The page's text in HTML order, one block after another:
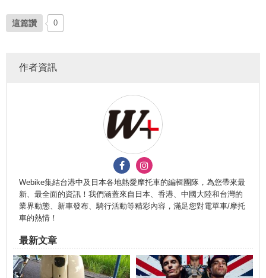
這篇讚 0
作者資訊
Webike集結台港中及日本各地熱愛摩托車的編輯團隊，為您帶來最
新、最全面的資訊！我們涵蓋來自日本、香港、中國大陸和台灣的
業界動態、新車發布、騎行活動等精彩內容，滿足您對電單車/摩托
車的熱情！
最新文章